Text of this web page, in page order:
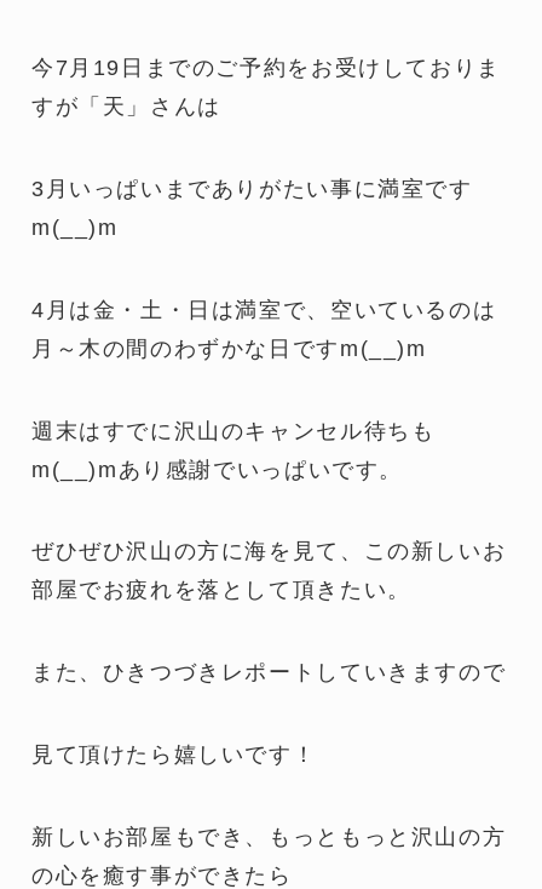
今7月19日までのご予約をお受けしておりま
すが「天」さんは
3月いっぱいまでありがたい事に満室です
m(__)m
4月は金・土・日は満室で、空いているのは
月～木の間のわずかな日ですm(__)m
週末はすでに沢山のキャンセル待ちも
m(__)mあり感謝でいっぱいです。
ぜひぜひ沢山の方に海を見て、この新しいお
部屋でお疲れを落として頂きたい。
また、ひきつづきレポートしていきますので
見て頂けたら嬉しいです！
新しいお部屋もでき、もっともっと沢山の方
の心を癒す事ができたら